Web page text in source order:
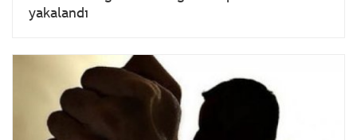
yakalandı